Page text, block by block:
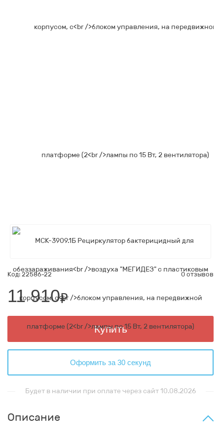
Код: 22586-22 0 отзывов
11 910₽
Купить
Оформить за 30 секунд
Будет в наличии при оплате через сайт 10.08.2026
Описание